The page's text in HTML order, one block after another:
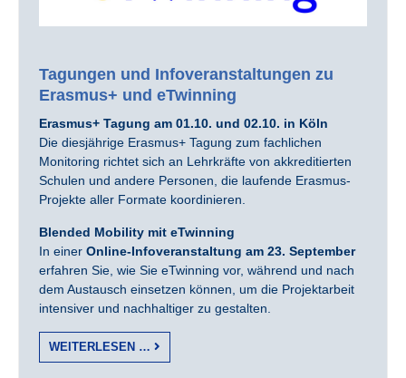
Tagungen und Infoveranstaltungen zu
Erasmus+ und eTwinning
Erasmus+ Tagung am 01.10. und 02.10. in Köln
Die diesjährige Erasmus+ Tagung zum fachlichen
Monitoring richtet sich an Lehrkräfte von akkreditierten
Schulen und andere Personen, die laufende Erasmus-
Projekte aller Formate koordinieren.
Blended Mobility mit eTwinning
In einer Online-Infoveranstaltung am 23. September
erfahren Sie, wie Sie eTwinning vor, während und nach
dem Austausch einsetzen können, um die Projektarbeit
intensiver und nachhaltiger zu gestalten.
WEITERLESEN …